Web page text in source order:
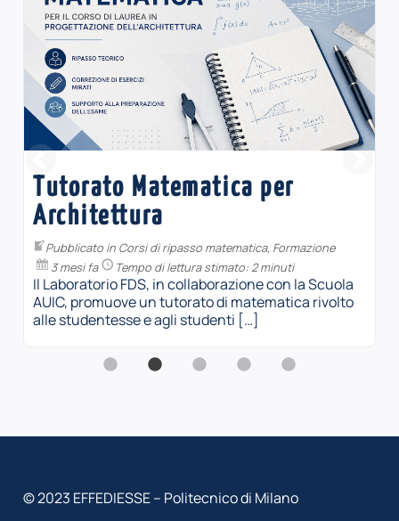
MATEC4Girls (2026)
Pubblicato in Matec ,Sperimentazione
In occasione della Giornata internazionale delle
Donne nella Matematica, che si celebra il 12
maggio, il laboratorio FDS invita le […]
© 2023 EFFEDIESSE – Politecnico di Milano